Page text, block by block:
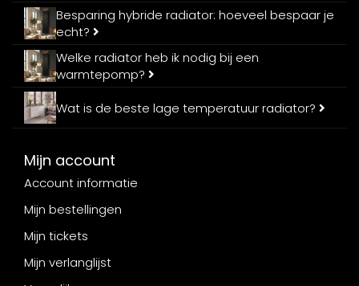
Besparing hybride radiator: hoeveel bespaar je
echt?
Welke radiator heb ik nodig bij een
warmtepomp?
Wat is de beste lage temperatuur radiator?
Mijn account
Account informatie
Mijn bestellingen
Mijn tickets
Mijn verlanglijst